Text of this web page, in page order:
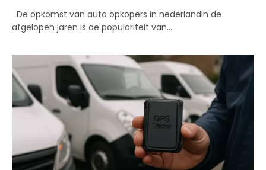
De opkomst van auto opkopers in nederlandIn de
afgelopen jaren is de populariteit van…